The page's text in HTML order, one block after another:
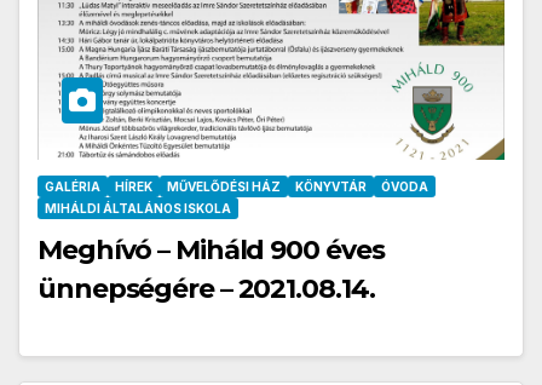
GALÉRIA HÍREK MŰVELŐDÉSI HÁZ KÖNYVTÁR
ÓVODA
MIHÁLDI ÁLTALÁNOS ISKOLA
Meghívó – Miháld 900 éves
ünnepségére – 2021.08.14.